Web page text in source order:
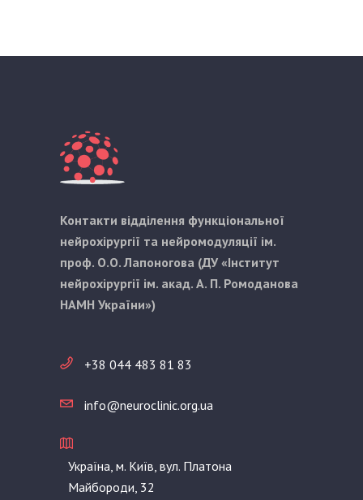
Контакти відділення функціональної
нейрохірургії та нейромодуляції ім.
проф. О.О. Лапоногова (ДУ «Інститут
нейрохірургії ім. акад. А. П. Ромоданова
НАМН України»)
+38 044 483 81 83
info@neuroclinic.org.ua
Україна, м. Київ, вул. Платона
Майбороди, 32